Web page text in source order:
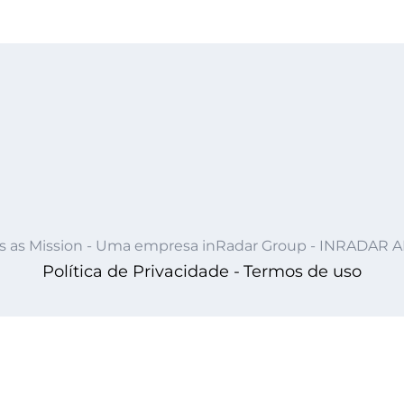
as Mission - Uma empresa inRadar Group - INRADAR
Política de Privacidade - Termos de uso